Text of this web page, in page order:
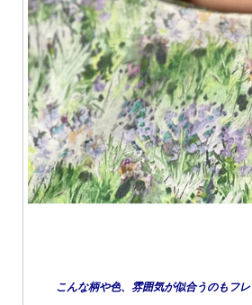
こんな柄や色、雰囲気が似合うのもフ